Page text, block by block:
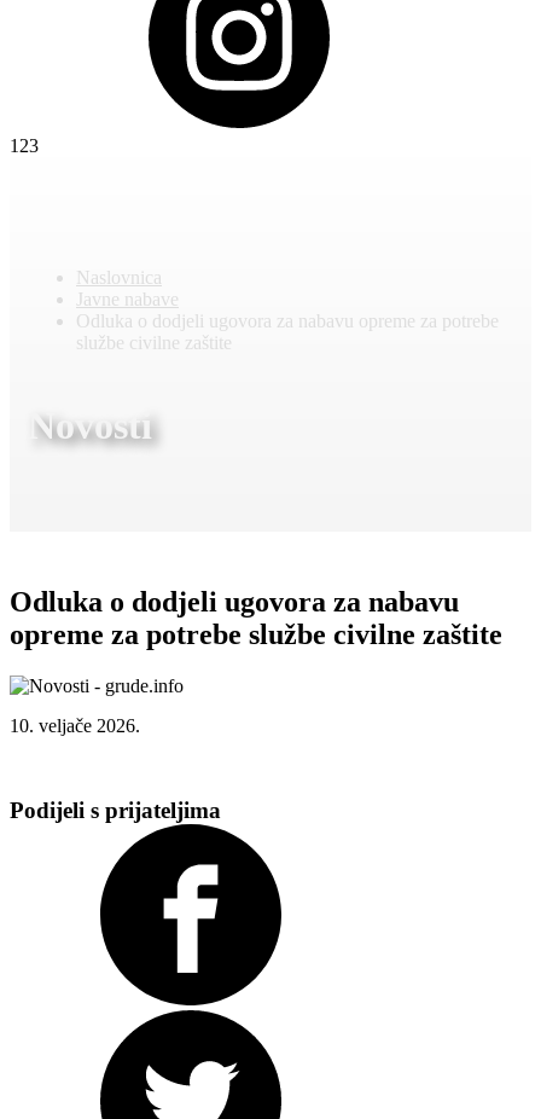
123
Naslovnica
Javne nabave
Odluka o dodjeli ugovora za nabavu opreme za potrebe
službe civilne zaštite
Novosti
Odluka o dodjeli ugovora za nabavu
opreme za potrebe službe civilne zaštite
10. veljače 2026.
Podijeli s prijateljima